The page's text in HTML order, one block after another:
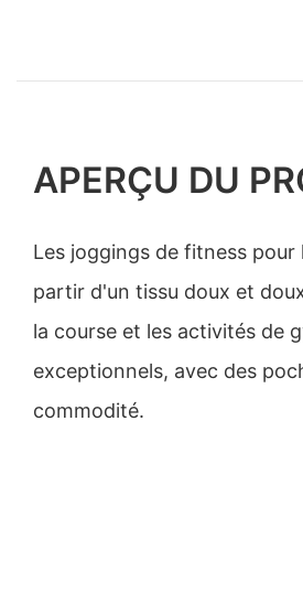
APERÇU DU
Les joggings de fitness pour
partir d'un tissu doux et
la course et les activités de
exceptionnels, avec des
commodité.